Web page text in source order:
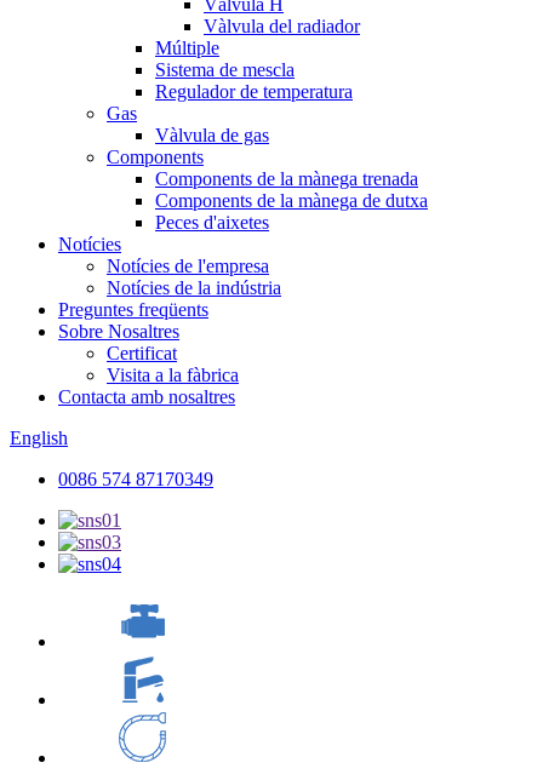
Vàlvula H
Vàlvula del radiador
Múltiple
Sistema de mescla
Regulador de temperatura
Gas
Vàlvula de gas
Components
Components de la mànega trenada
Components de la mànega de dutxa
Peces d'aixetes
Notícies
Notícies de l'empresa
Notícies de la indústria
Preguntes freqüents
Sobre Nosaltres
Certificat
Visita a la fàbrica
Contacta amb nosaltres
English
0086 574 87170349